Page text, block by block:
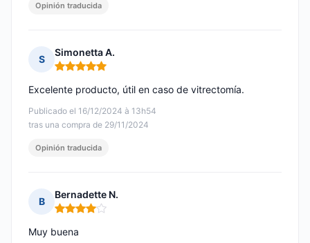
Opinión traducida
S
Simonetta A.
Nota: 5 de 5
Publicado el 16/12/2024 à 13h54
tras una compra de 29/11/2024
Excelente producto, útil en caso de vitrectomía.
Opinión traducida
B
Bernadette N.
Nota: 4 de 5
Muy buena